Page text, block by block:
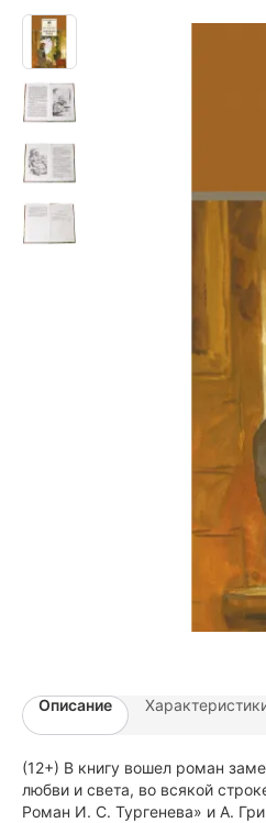
Описание
(12+) В книгу вошел роман
любви и света, во всякой
Роман И. С. Тургенева» и А.